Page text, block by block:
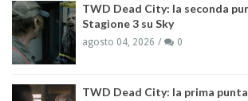
TWD Dead City: la seconda
Stagione 3 su Sky
agosto 04, 2026 0
TWD Dead City: la prima